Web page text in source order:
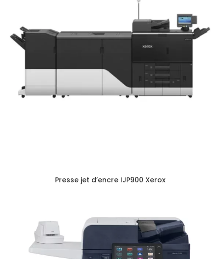
Presse jet d’encre IJP900 Xerox